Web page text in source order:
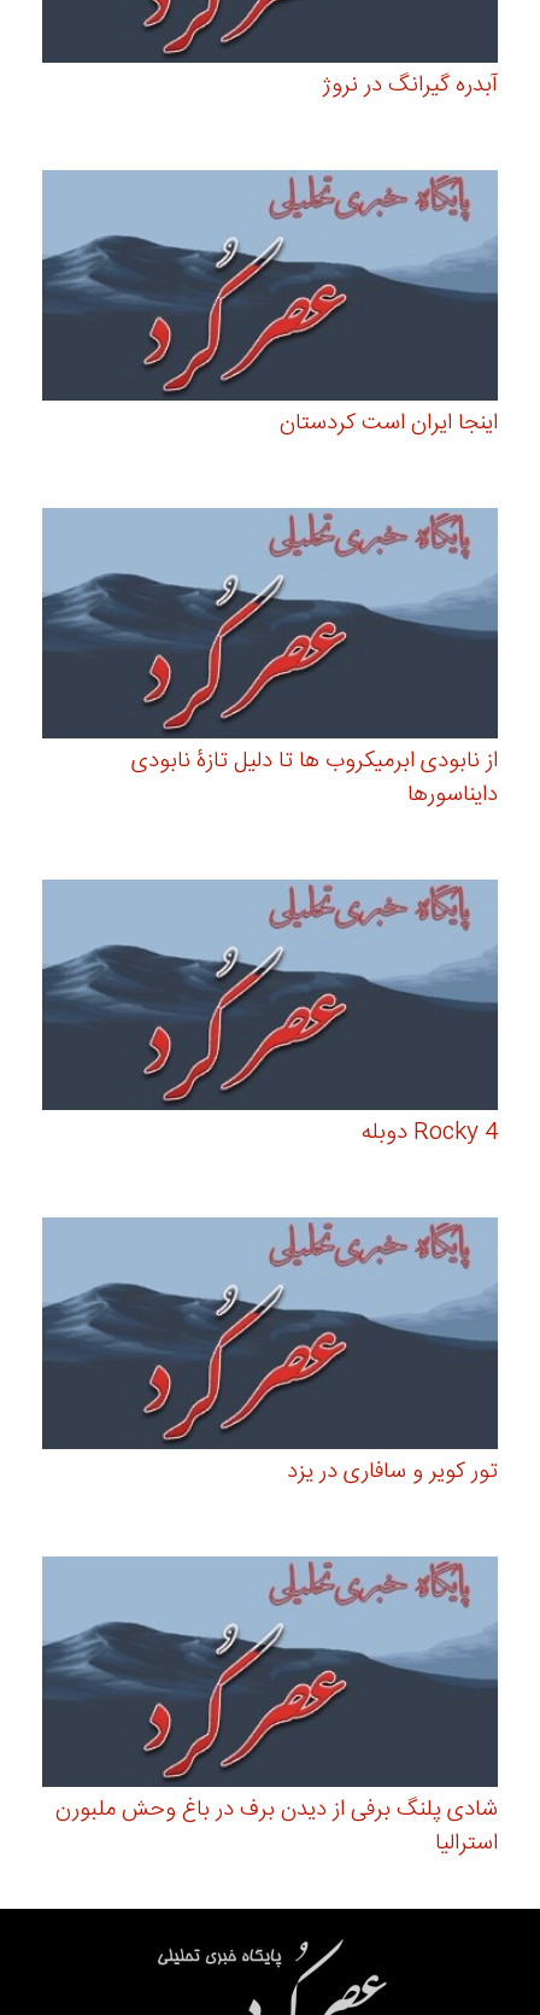
آبدره گیرانگ در نروژ
اینجا ایران است کردستان
از نابودی ابرمیکروب ها تا دلیل تازۀ نابودی
دایناسورها
Rocky 4 دوبله
تور کویر و سافاری در یزد
شادی پلنگ برفی از دیدن برف در باغ وحش ملبورن
استرالیا